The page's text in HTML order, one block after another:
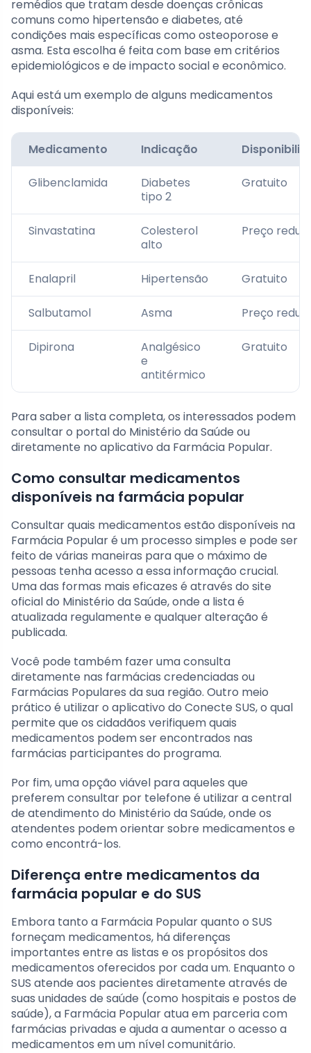
remédios que tratam desde doenças crônicas
comuns como hipertensão e diabetes, até
condições mais específicas como osteoporose e
asma. Esta escolha é feita com base em critérios
epidemiológicos e de impacto social e econômico.
Aqui está um exemplo de alguns medicamentos
disponíveis:
Medicamento Indicação
Glibenclamida
Diabetes
tipo 2
Gratuito
Sinvastatina
Colesterol
alto
Preço
Enalapril Hipertensão Gratuito
Salbutamol Asma Preço
Dipirona
Analgésico
e
antitérmico
Gratuito
Para saber a lista completa, os interessados podem
consultar o portal do Ministério da Saúde ou
diretamente no aplicativo da Farmácia Popular.
Como consultar medicamentos
disponíveis na farmácia popular
Consultar quais medicamentos estão disponíveis na
Farmácia Popular é um processo simples e pode ser
feito de várias maneiras para que o máximo de
pessoas tenha acesso a essa informação crucial.
Uma das formas mais eficazes é através do site
oficial do Ministério da Saúde, onde a lista é
atualizada regulamente e qualquer alteração é
publicada.
Você pode também fazer uma consulta
diretamente nas farmácias credenciadas ou
Farmácias Populares da sua região. Outro meio
prático é utilizar o aplicativo do Conecte SUS, o qual
permite que os cidadãos verifiquem quais
medicamentos podem ser encontrados nas
farmácias participantes do programa.
Por fim, uma opção viável para aqueles que
preferem consultar por telefone é utilizar a central
de atendimento do Ministério da Saúde, onde os
atendentes podem orientar sobre medicamentos e
como encontrá-los.
Diferença entre medicamentos da
farmácia popular e do SUS
Embora tanto a Farmácia Popular quanto o SUS
forneçam medicamentos, há diferenças
importantes entre as listas e os propósitos dos
medicamentos oferecidos por cada um. Enquanto o
SUS atende aos pacientes diretamente através de
suas unidades de saúde (como hospitais e postos de
saúde), a Farmácia Popular atua em parceria com
farmácias privadas e ajuda a aumentar o acesso a
medicamentos em um nível comunitário.